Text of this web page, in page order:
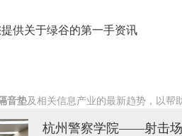
供关于绿谷的第一手资讯
音垫及相关信息产业的最新趋势，以帮
杭州警察学院——射击